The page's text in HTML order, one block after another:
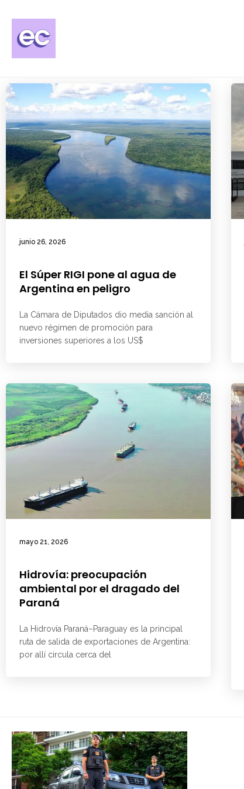
junio 26, 2026
El Súper RIGI pone al agua de
Argentina en peligro
La Cámara de Diputados dio media sanción al
nuevo régimen de promoción para
inversiones superiores a los US$
mayo 21, 2026
Hidrovía: preocupación
ambiental por el dragado del
Paraná
La Hidrovía Paraná–Paraguay es la principal
ruta de salida de exportaciones de Argentina:
por allí circula cerca del